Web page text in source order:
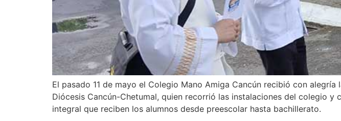
El pasado 11 de mayo el Colegio Mano Amiga Cancún recibió con
Diócesis Cancún-Chetumal, quien recorrió las instalaciones del colegio
integral que reciben los alumnos desde preescolar hasta bachillerato.